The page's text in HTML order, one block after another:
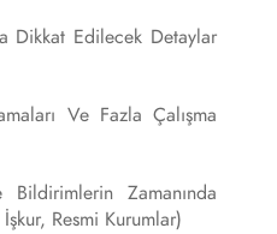
Dikkat Edilecek Detaylar
Ve Fazla Çalışma
Zamanında
Resmi Kurumlar)